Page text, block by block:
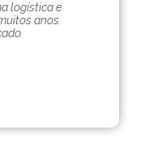
logística e
anos